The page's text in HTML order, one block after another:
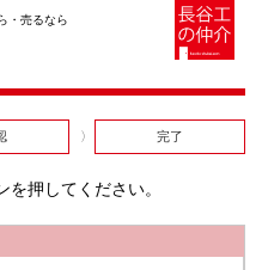
・売るなら
完了
押してください。